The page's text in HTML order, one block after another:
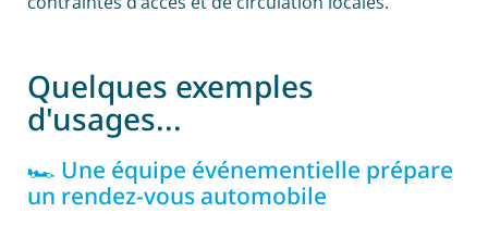
Quelques exemples
d'usages...
🏎️ Une équipe événementielle prépare
un rendez-vous automobile